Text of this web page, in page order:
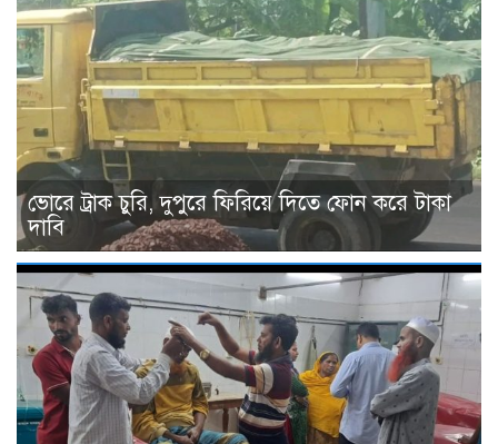
ভোরে ট্রাক চুরি, দুপুরে ফিরিয়ে দিতে ফোন করে টাকা
দাবি